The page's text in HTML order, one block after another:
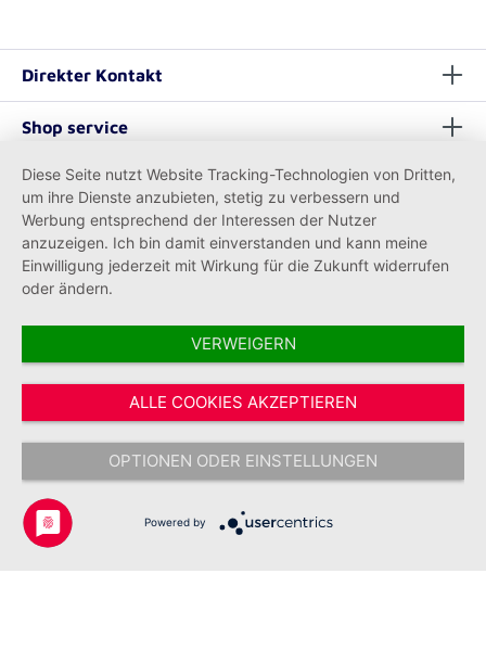
Direkter Kontakt
Shop service
Informationen
Vertrag widerrufen
* Alle Preise inkl. gesetzl. Mehrwertsteuer zzgl.Versandkostenund ggf.
Nachnahmegebühren, wenn nicht anders angegeben.
Copyright © 2026 Johanniter-Unfall-Hilfe e.V. - Alle Rechte
vorbehalten.
Diese Seite nutzt Website Tracking-Technologien von Dritten,
um ihre Dienste anzubieten, stetig zu verbessern und
Werbung entsprechend der Interessen der Nutzer
anzuzeigen. Ich bin damit einverstanden und kann meine
Einwilligung jederzeit mit Wirkung für die Zukunft widerrufen
oder ändern.
VERWEIGERN
ALLE COOKIES AKZEPTIEREN
OPTIONEN ODER EINSTELLUNGEN
Powered by